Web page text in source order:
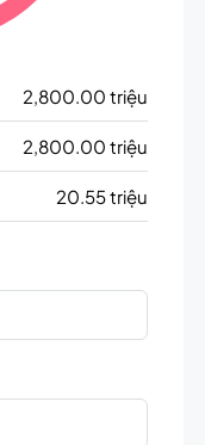
2,800.00 triệu
2,800.00 triệu
20.55 triệu